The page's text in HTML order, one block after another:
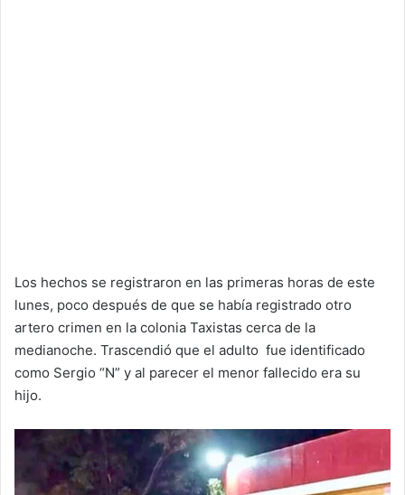
Los hechos se registraron en las primeras horas de este
lunes, poco después de que se había registrado otro
artero crimen en la colonia Taxistas cerca de la
medianoche. Trascendió que el adulto fue identificado
como Sergio “N” y al parecer el menor fallecido era su
hijo.